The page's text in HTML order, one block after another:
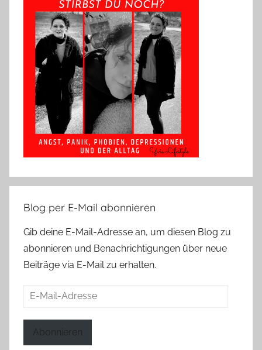
Blog per E-Mail abonnieren
Gib deine E-Mail-Adresse an, um diesen Blog zu
abonnieren und Benachrichtigungen über neue
Beiträge via E-Mail zu erhalten.
E-
Abonnieren